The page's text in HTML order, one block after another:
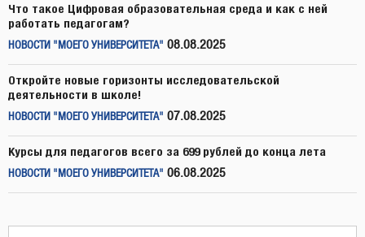
Что такое Цифровая образовательная среда и как с ней
работать педагогам?
НОВОСТИ "МОЕГО УНИВЕРСИТЕТА" 08.08.2025
Откройте новые горизонты исследовательской
деятельности в школе!
НОВОСТИ "МОЕГО УНИВЕРСИТЕТА" 07.08.2025
Курсы для педагогов всего за 699 рублей до конца лета
НОВОСТИ "МОЕГО УНИВЕРСИТЕТА" 06.08.2025